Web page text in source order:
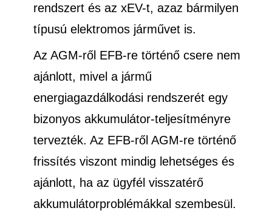
rendszert és az xEV-t, azaz bármilyen
típusú elektromos járművet is.
Az AGM-ről EFB-re történő csere nem
ajánlott, mivel a jármű
energiagazdálkodási rendszerét egy
bizonyos akkumulátor-teljesítményre
tervezték. Az EFB-ről AGM-re történő
frissítés viszont mindig lehetséges és
ajánlott, ha az ügyfél visszatérő
akkumulátorproblémákkal szembesül.